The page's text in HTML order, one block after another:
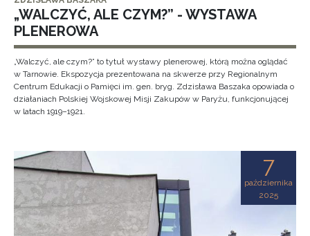
„WALCZYĆ, ALE CZYM?” - WYSTAWA
PLENEROWA
„Walczyć, ale czym?” to tytuł wystawy plenerowej, którą można oglądać
w Tarnowie. Ekspozycja prezentowana na skwerze przy Regionalnym
Centrum Edukacji o Pamięci im. gen. bryg. Zdzisława Baszaka opowiada o
działaniach Polskiej Wojskowej Misji Zakupów w Paryżu, funkcjonującej
w latach 1919–1921.
7
października
2025